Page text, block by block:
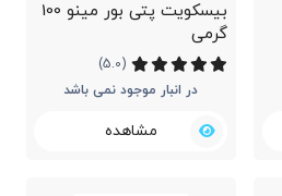
بیسکویت پتی بور مینو 100
گرمی
(5.0)
در انبار موجود نمی باشد
مشاهده